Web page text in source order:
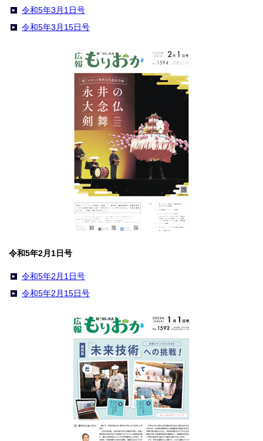
令和5年3月1日号
令和5年3月15日号
令和5年2月1日号
令和5年2月1日号
令和5年2月15日号